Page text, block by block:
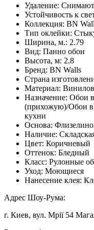
Удаление:
Устойчивость к
Коллекция: BN
Тип оклейки:
Ширина, м.: 2.79
Вид: Панно обои
Высота, м: 2.8
Бренд: BN Walls
Страна
Материал:
Назначение: Обои
(прихожую)/Обои
кухни
Основа:
Наличие:
Цвет: Коричневый
Оттенок: Бледный
Класс: Рулонные
Уход: Моющиеся
Нанесение клея:
Адрес Шоу-Рума:
г. Киев, вул. Мрії 54